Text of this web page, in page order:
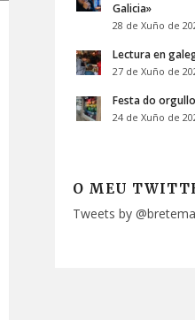
Galicia»
28 de Xuño de
Lectura en
27 de Xuño de
Festa do orgullo
24 de Xuño de
O MEU
Tweets by